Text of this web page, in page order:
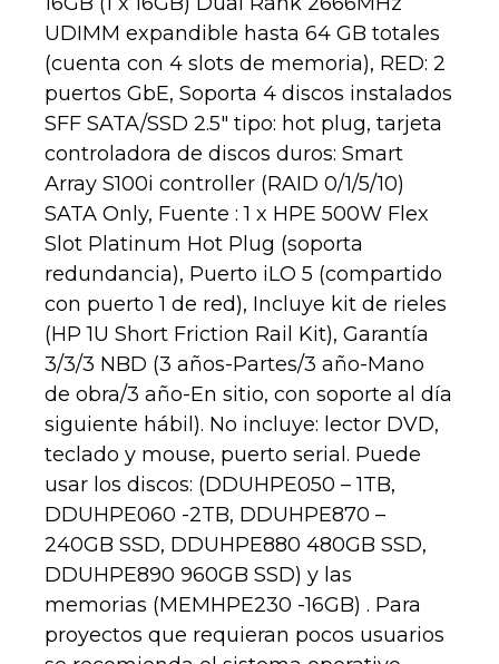
UDIMM expandible hasta 64 GB totales
(cuenta con 4 slots de memoria), RED: 2
puertos GbE, Soporta 4 discos instalados
SFF SATA/SSD 2.5″ tipo: hot plug, tarjeta
controladora de discos duros: Smart
Array S100i controller (RAID 0/1/5/10)
SATA Only, Fuente : 1 x HPE 500W Flex
Slot Platinum Hot Plug (soporta
redundancia), Puerto iLO 5 (compartido
con puerto 1 de red), Incluye kit de rieles
(HP 1U Short Friction Rail Kit), Garantía
3/3/3 NBD (3 años-Partes/3 año-Mano
de obra/3 año-En sitio, con soporte al día
siguiente hábil). No incluye: lector DVD,
teclado y mouse, puerto serial. Puede
usar los discos: (DDUHPE050 – 1TB,
DDUHPE060 -2TB, DDUHPE870 –
240GB SSD, DDUHPE880 480GB SSD,
DDUHPE890 960GB SSD) y las
memorias (MEMHPE230 -16GB) . Para
proyectos que requieran pocos usuarios